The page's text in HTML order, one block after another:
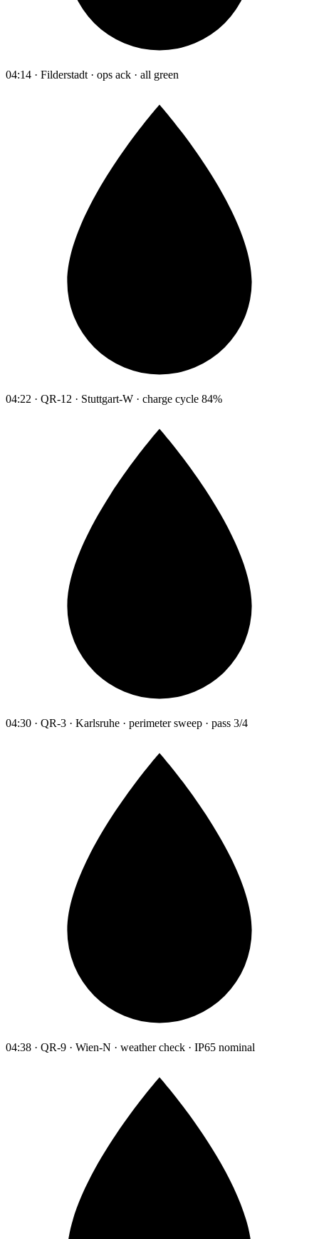
04:14 · Filderstadt · ops ack · all green
04:22 · QR-12 · Stuttgart-W · charge cycle 84%
04:30 · QR-3 · Karlsruhe · perimeter sweep · pass 3/4
04:38 · QR-9 · Wien-N · weather check · IP65 nominal